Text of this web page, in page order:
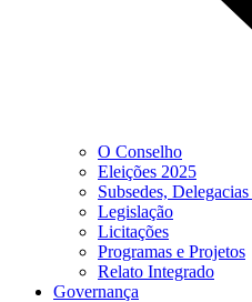
O Conselho
Eleições 2025
Subsedes,
Legislação
Licitações
Programas e Projetos
Relato Integrado
Governança